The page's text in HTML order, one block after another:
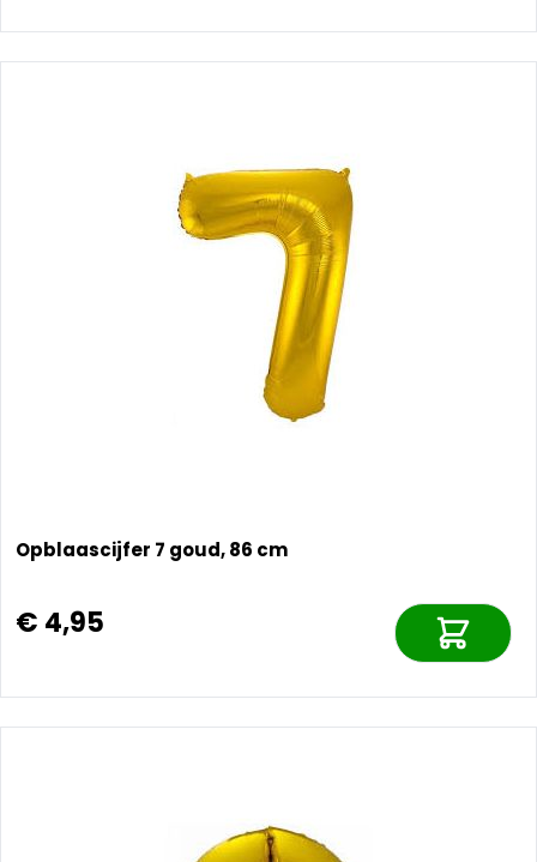
Opblaascijfer 7 goud, 86 cm
€ 4,95